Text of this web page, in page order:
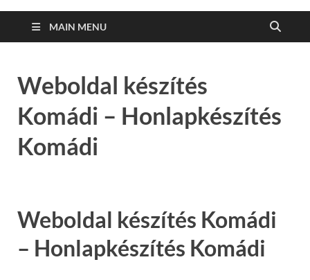
MAIN MENU
Weboldal készítés
Komádi – Honlapkészítés
Komádi
Weboldal készítés Komádi
– Honlapkészítés Komádi